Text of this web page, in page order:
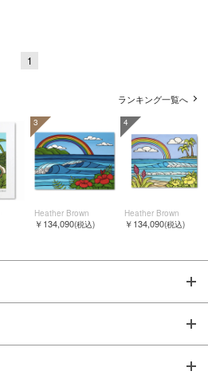
1
ランキング一覧へ
3
Heather Brown
￥134,090(税込)
4
Heather Brown
￥134,090(税込)